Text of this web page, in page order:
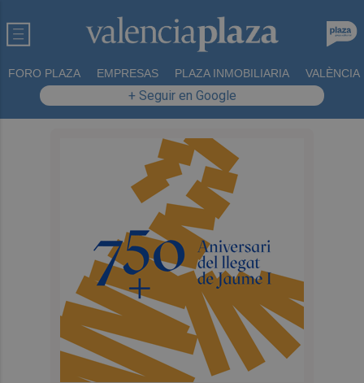
FORO PLAZA EMPRESAS PLAZA INMOBILIARIA VALÈNCIA
+ Seguir en Google